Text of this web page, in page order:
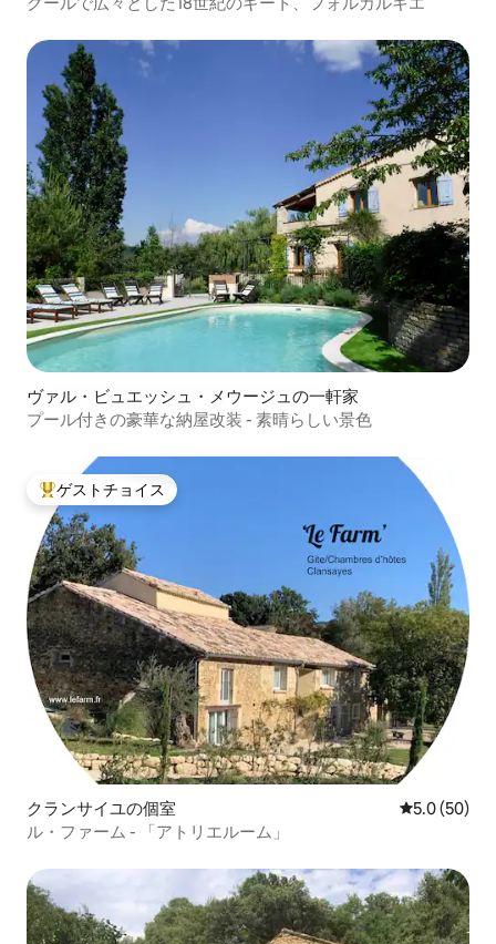
ヴァル・ビュエッシュ・メウージュの一軒家
プール付きの豪華な納屋改装 - 素晴らしい景色
大好評のゲストチョイスです。
ゲストチョイス
クランサイユの個室 レビュー50
5.0 (50)
ル・ファーム - 「アトリエルーム」